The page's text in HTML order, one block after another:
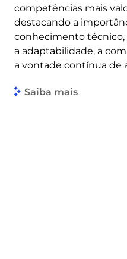
competências mais
destacando a
conhecimento
a adaptabilidade, a
a vontade contínua de
Saiba mais